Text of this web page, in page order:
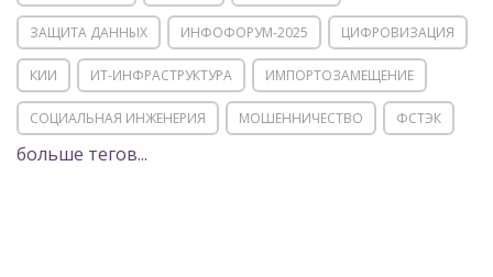
ЗАЩИТА ДАННЫХ ИНФОФОРУМ-2025 ЦИФРОВИЗАЦИЯ
КИИ ИТ-ИНФРАСТРУКТУРА ИМПОРТОЗАМЕЩЕНИЕ
СОЦИАЛЬНАЯ ИНЖЕНЕРИЯ МОШЕННИЧЕСТВО ФСТЭК
POSITIVE TECHNOLOGIES
больше тегов...